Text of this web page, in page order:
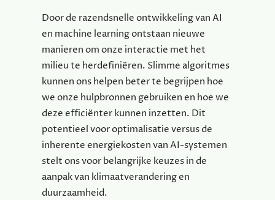
Door de razendsnelle ontwikkeling van AI
en machine learning ontstaan nieuwe
manieren om onze interactie met het
milieu te herdefiniëren. Slimme algoritmes
kunnen ons helpen beter te begrijpen hoe
we onze hulpbronnen gebruiken en hoe we
deze efficiënter kunnen inzetten. Dit
potentieel voor optimalisatie versus de
inherente energiekosten van AI-systemen
stelt ons voor belangrijke keuzes in de
aanpak van klimaatverandering en
duurzaamheid.